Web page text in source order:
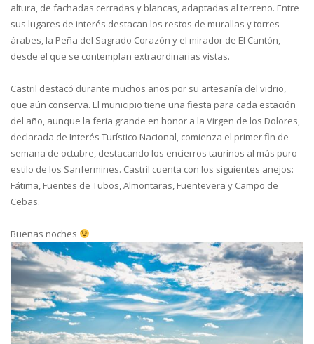
altura, de fachadas cerradas y blancas, adaptadas al terreno. Entre
sus lugares de interés destacan los restos de murallas y torres
árabes, la Peña del Sagrado Corazón y el mirador de El Cantón,
desde el que se contemplan extraordinarias vistas.
Castril destacó durante muchos años por su artesanía del vidrio,
que aún conserva. El municipio tiene una fiesta para cada estación
del año, aunque la feria grande en honor a la Virgen de los Dolores,
declarada de Interés Turístico Nacional, comienza el primer fin de
semana de octubre, destacando los encierros taurinos al más puro
estilo de los Sanfermines. Castril cuenta con los siguientes anejos:
Fátima, Fuentes de Tubos, Almontaras, Fuentevera y Campo de
Cebas.
Buenas noches